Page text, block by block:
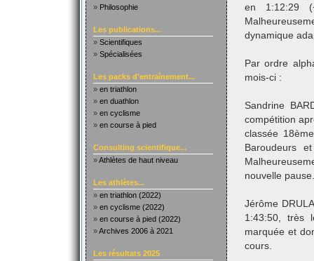
» Philosophie
Les publications...
» Scientifiques
» Spécialisées
Les packs d'entraînement...
» en triathlon
» en duathlon
» en cyclisme
» en course à pied
Consulting scientifique...
»Athlètes de haut niveau
Les athlètes...
» en triathlon (2022)
» en cyclisme (2022)
» en course à pied (2022)
»Archives 2006 à 2021
Les résultats 2025
en 1:12:29
dynamique
Par ordre
mois-ci :
Sandrine
compétition
classée
Baroudeurs
nouvelle pause.
Jérôme
1:43:50, très
marquée et
cours.